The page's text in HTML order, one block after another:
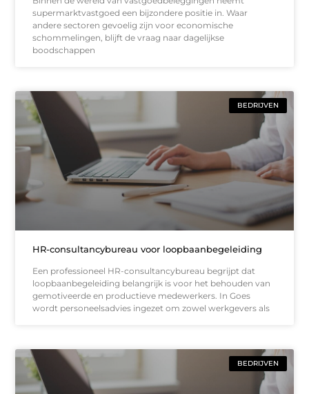
supermarktvastgoed een bijzondere positie in. Waar
andere sectoren gevoelig zijn voor economische
schommelingen, blijft de vraag naar dagelijkse
boodschappen
BEDRIJVEN
HR-consultancybureau voor loopbaanbegeleiding
Een professioneel HR-consultancybureau begrijpt dat
loopbaanbegeleiding belangrijk is voor het behouden van
gemotiveerde en productieve medewerkers. In Goes
wordt personeelsadvies ingezet om zowel werkgevers als
BEDRIJVEN